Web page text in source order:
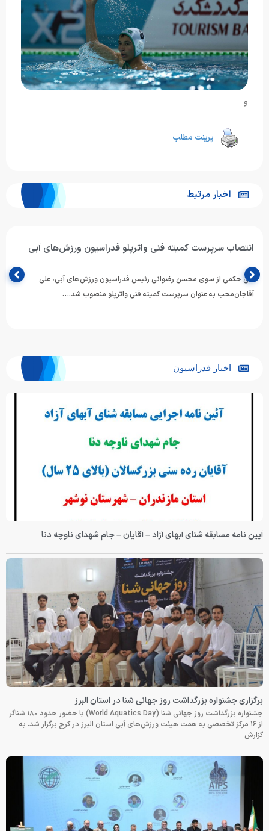
و
پرینت مطلب
اخبار مرتبط
آغاز اردوی آماده‌سازی تیم ملی واترپلوی ایران در روسیه / اردوی
مشترک با بلاروس و روسیه
تیم ملی واترپلوی بزرگسالان ایران در ادامه برنامه‌های آماده‌سازی برای حضور در
اخبار فدراسیون
آیین نامه مسابقه شنای آبهای آزاد – آقایان – جام شهدای ناوچه دنا
برگزاری جشنواره بزرگداشت روز جهانی شنا در استان البرز
جشنواره بزرگداشت روز جهانی شنا (World Aquatics Day) با حضور حدود ۱۸۰ شناگر
از ۱۶ مرکز تخصصی به همت هیئت ورزش‌های آبی استان البرز در کرج برگزار شد. به
گزارش